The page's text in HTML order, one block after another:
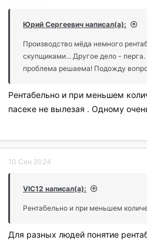
Юрий Сергеевич написал(а):
Производство мёда немного
скупщиками... Другое дело -
проблема решаема! Подожду
Рентабельно и при меньшем
пасеке не вылезая . Одному
10 Сен 2024
VIC12 написал(а):
Рентабельно и при меньшем
Для разных людей понятие